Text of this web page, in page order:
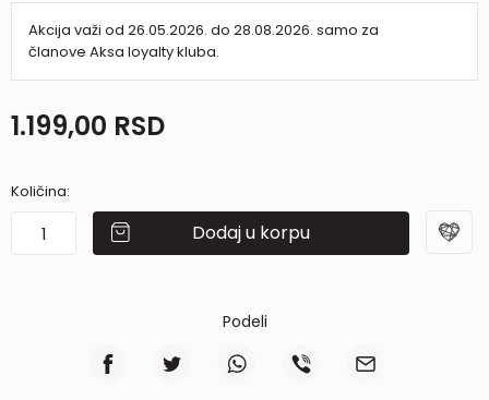
Akcija važi od 26.05.2026. do 28.08.2026. samo za
članove Aksa loyalty kluba.
1.199,00 RSD
Količina:
Dodaj u korpu
Podeli